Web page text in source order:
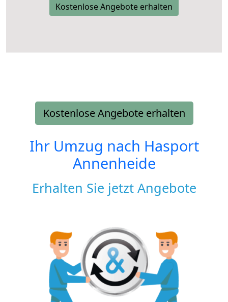
Kostenlose Angebote erhalten
Kostenlose Angebote erhalten
Ihr Umzug nach Hasport
Annenheide
Erhalten Sie jetzt Angebote